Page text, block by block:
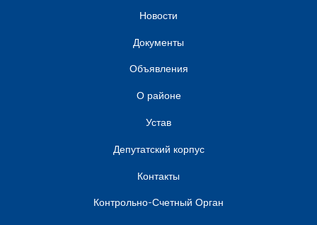
Новости
Документы
Объявления
О районе
Устав
Депутатский корпус
Контакты
Контрольно-Счетный Орган